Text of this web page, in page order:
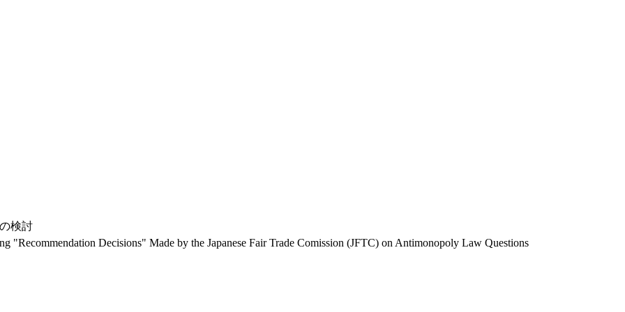
検討
"Recommendation Decisions" Made by the Japanese Fair Trade Comission (JFTC) on Antimonopoly Law Questions